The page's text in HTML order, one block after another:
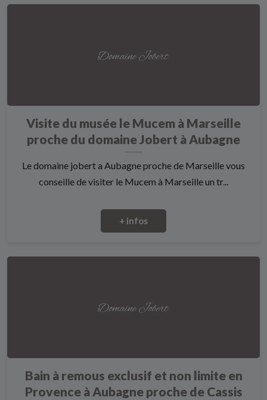
Visite du musée le Mucem à Marseille
proche du domaine Jobert à Aubagne
Le domaine jobert a Aubagne proche de Marseille vous
conseille de visiter le Mucem à Marseille un tr...
+ infos
Bain à remous exclusif et non limite en
Provence à Aubagne proche de Cassis